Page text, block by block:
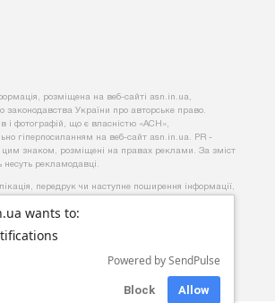
wants to:
Powered by SendPulse
Block Allow
розміщена на веб-сайті asn.in.ua,
законодавства України про авторське право.
і фотографій, що є власністю «АСН»,
гіперпосиланням на веб-сайт asn.іn.ua. PR -
цим знаком, розміщені на правах реклами. За зміст
несуть рекламодавці.
передрук чи наступне поширення iнформацiї,